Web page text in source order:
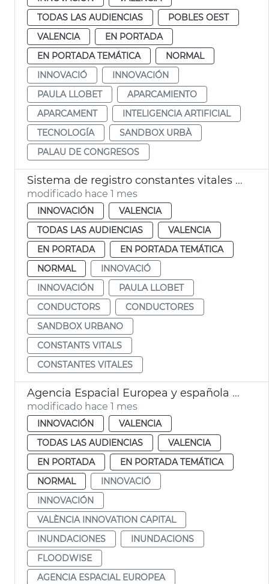
TODAS LAS AUDIENCIAS
POBLES OEST
VALENCIA
EN PORTADA
EN PORTADA TEMÁTICA
NORMAL
INNOVACIÓ
INNOVACIÓN
PAULA LLOBET
APARCAMIENTO
APARCAMENT
INTELIGENCIA ARTIFICIAL
TECNOLOGÍA
SANDBOX URBÀ
PALAU DE CONGRESOS
Sistema de registro constantes vitales conductores València
modificado hace 1 mes
INNOVACIÓN
VALENCIA
TODAS LAS AUDIENCIAS
VALENCIA
EN PORTADA
EN PORTADA TEMÁTICA
NORMAL
INNOVACIÓ
INNOVACIÓN
PAULA LLOBET
CONDUCTORS
CONDUCTORES
SANDBOX URBANO
CONSTANTS VITALS
CONSTANTES VITALES
Agencia Espacial Europea y española seleccionan València para sistema de alerta de inundaciones
modificado hace 1 mes
INNOVACIÓN
VALENCIA
TODAS LAS AUDIENCIAS
VALENCIA
EN PORTADA
EN PORTADA TEMÁTICA
NORMAL
INNOVACIÓ
INNOVACIÓN
VALÈNCIA INNOVATION CAPITAL
INUNDACIONES
INUNDACIONS
FLOODWISE
AGENCIA ESPACIAL EUROPEA